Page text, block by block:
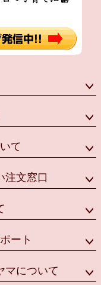
て
文窓口
ート
について